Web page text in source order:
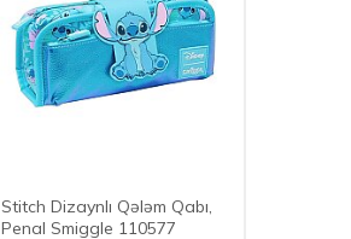
Stitch Dizaynlı Qələm Qabı,
Penal Smiggle 110577